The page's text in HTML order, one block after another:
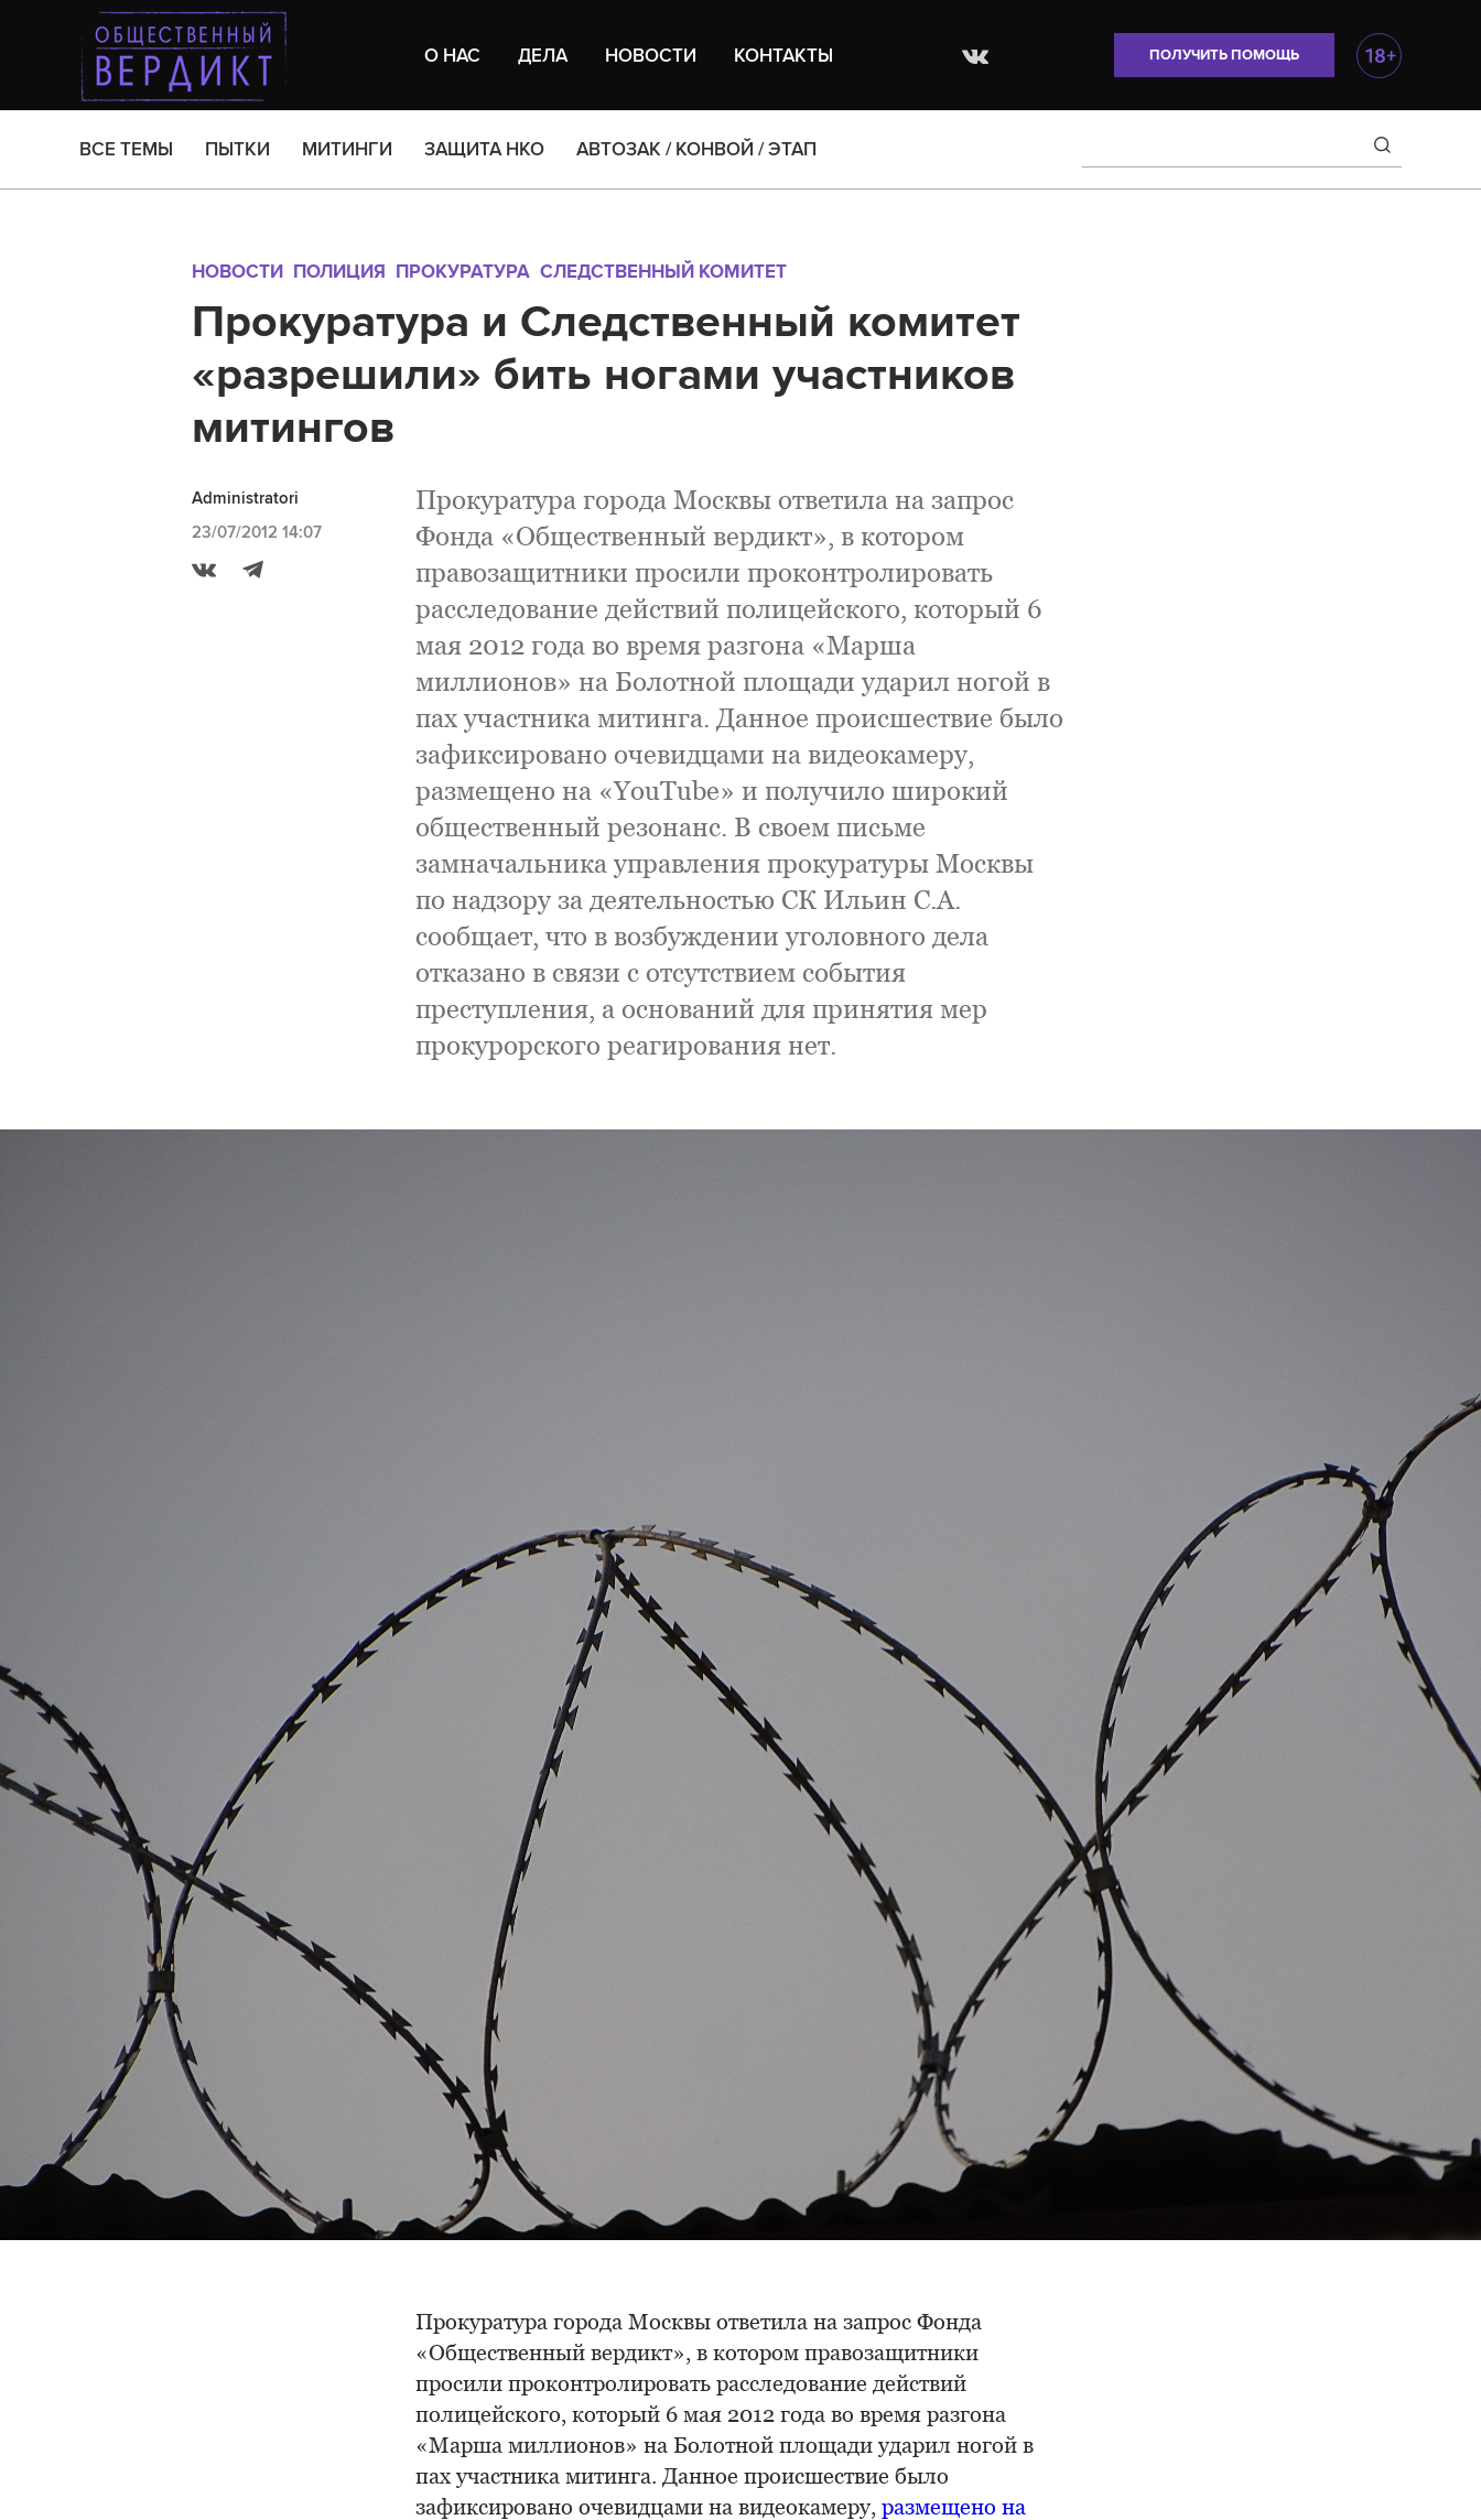
О НАС ДЕЛА НОВОСТИ КОНТАКТЫ ПОЛУЧИТЬ ПОМОЩЬ
ВСЕ ТЕМЫ ПЫТКИ МИТИНГИ ЗАЩИТА НКО АВТОЗАК / КОНВОЙ / ЭТАП
НОВОСТИ ПОЛИЦИЯ ПРОКУРАТУРА СЛЕДСТВЕННЫЙ КОМИТЕТ
Прокуратура и Следственный комитет
«разрешили» бить ногами участников
митингов
Administratori
23/07/2012 14:07
Прокуратура города Москвы ответила на запрос
Фонда «Общественный вердикт», в котором
правозащитники просили проконтролировать
расследование действий полицейского, который 6
мая 2012 года во время разгона «Марша
миллионов» на Болотной площади ударил ногой в
пах участника митинга. Данное происшествие было
зафиксировано очевидцами на видеокамеру,
размещено на «YouTube» и получило широкий
общественный резонанс. В своем письме
замначальника управления прокуратуры Москвы
по надзору за деятельностью СК Ильин С.А.
сообщает, что в возбуждении уголовного дела
отказано в связи с отсутствием события
преступления, а оснований для принятия мер
прокурорского реагирования нет.
Прокуратура города Москвы ответила на запрос Фонда
«Общественный вердикт», в котором правозащитники
просили проконтролировать расследование действий
полицейского, который 6 мая 2012 года во время разгона
«Марша миллионов» на Болотной площади ударил ногой в
пах участника митинга. Данное происшествие было
зафиксировано очевидцами на видеокамеру, размещено на